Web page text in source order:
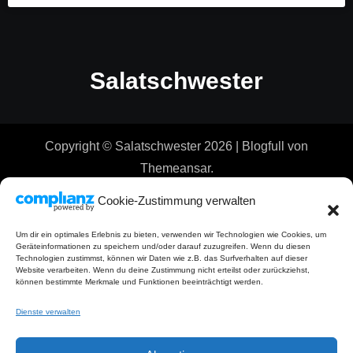
Cookie-Zustimmung verwalten
Um dir ein optimales Erlebnis zu bieten, verwenden wir Technologien wie Cookies, um
Geräteinformationen zu speichern und/oder darauf zuzugreifen. Wenn du diesen
Technologien zustimmst, können wir Daten wie z.B. das Surfverhalten auf dieser
Website verarbeiten. Wenn du deine Zustimmung nicht erteilst oder zurückziehst,
können bestimmte Merkmale und Funktionen beeinträchtigt werden.
Dienste verwalten
Salatschwester
Copyright © Salatschwester 2026 Blogfull
von
Themeansar.